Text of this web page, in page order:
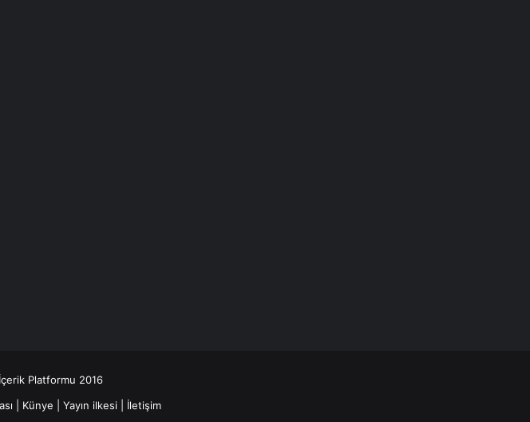
Platformu 2016
Künye Yayın ilkesi| İletişim